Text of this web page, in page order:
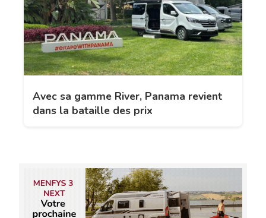
Avec sa gamme River, Panama revient
dans la bataille des prix